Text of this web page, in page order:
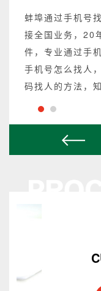
蚌埠通过手机号
接全国业务，20
件，专业通过手
手机号怎么找人
码找人的方法，
可以操作，不成